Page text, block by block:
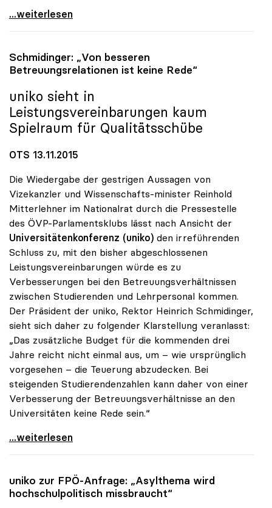
uniko-Chef zog Bilanz: „Keine Erfolgsgeschichte\"
...weiterlesen
Schmidinger: „Von besseren
Betreuungsrelationen ist keine Rede“
uniko sieht in
Leistungsvereinbarungen kaum
Spielraum für Qualitätsschübe
OTS 13.11.2015
Die Wiedergabe der gestrigen Aussagen von
Vizekanzler und Wissenschafts-minister Reinhold
Mitterlehner im Nationalrat durch die Pressestelle
des ÖVP-Parlamentsklubs lässt nach Ansicht der
Universitätenkonferenz (uniko) den irreführenden
Schluss zu, mit den bisher abgeschlossenen
Leistungsvereinbarungen würde es zu
Verbesserungen bei den Betreuungsverhältnissen
zwischen Studierenden und Lehrpersonal kommen.
Der Präsident der uniko, Rektor Heinrich Schmidinger,
sieht sich daher zu folgender Klarstellung veranlasst:
„Das zusätzliche Budget für die kommenden drei
Jahre reicht nicht einmal aus, um – wie ursprünglich
vorgesehen – die Teuerung abzudecken. Bei
steigenden Studierendenzahlen kann daher von einer
Verbesserung der Betreuungsverhältnisse an den
Universitäten keine Rede sein.“
Schmidinger: „Von besseren Betreuungsrelationen
...weiterlesen
uniko zur FPÖ-Anfrage: „Asylthema wird
hochschulpolitisch missbraucht“